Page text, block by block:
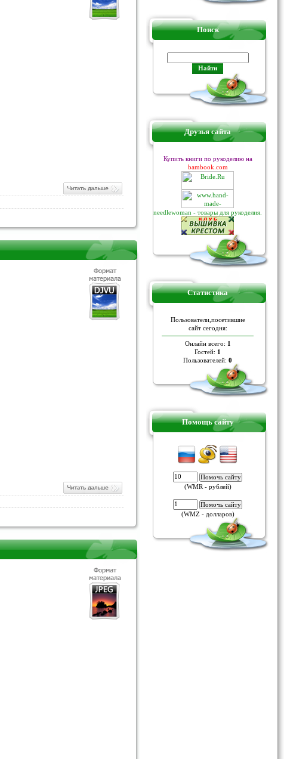
Поиск
Друзья сайта
Купить книги по рукоделию на
bambook.com
needlewoman - товары для рукоделия.
Статистика
Пoльзoвaтели,пoceтившие
caйт ceгoдня:
Онлайн всего: 1
Гостей: 1
Пользователей: 0
Помощь сайту
(WMR - рублей)
(WMZ - долларов)